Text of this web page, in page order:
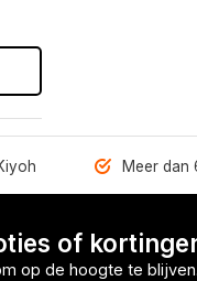
Meer dan
of
op de hoogte te blijven.